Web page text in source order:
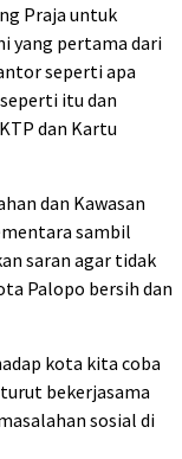
Praja untuk
yang pertama dari
seperti apa
itu dan
dan Kartu
dan Kawasan
sambil
saran agar tidak
Palopo bersih dan
kota kita coba
bekerjasama
sosial di